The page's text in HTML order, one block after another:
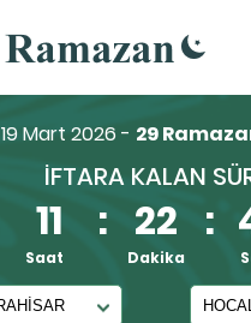
19 Mart 2026 - 29
İFTARA KALAN
11 : 22 :
Saat Dakika